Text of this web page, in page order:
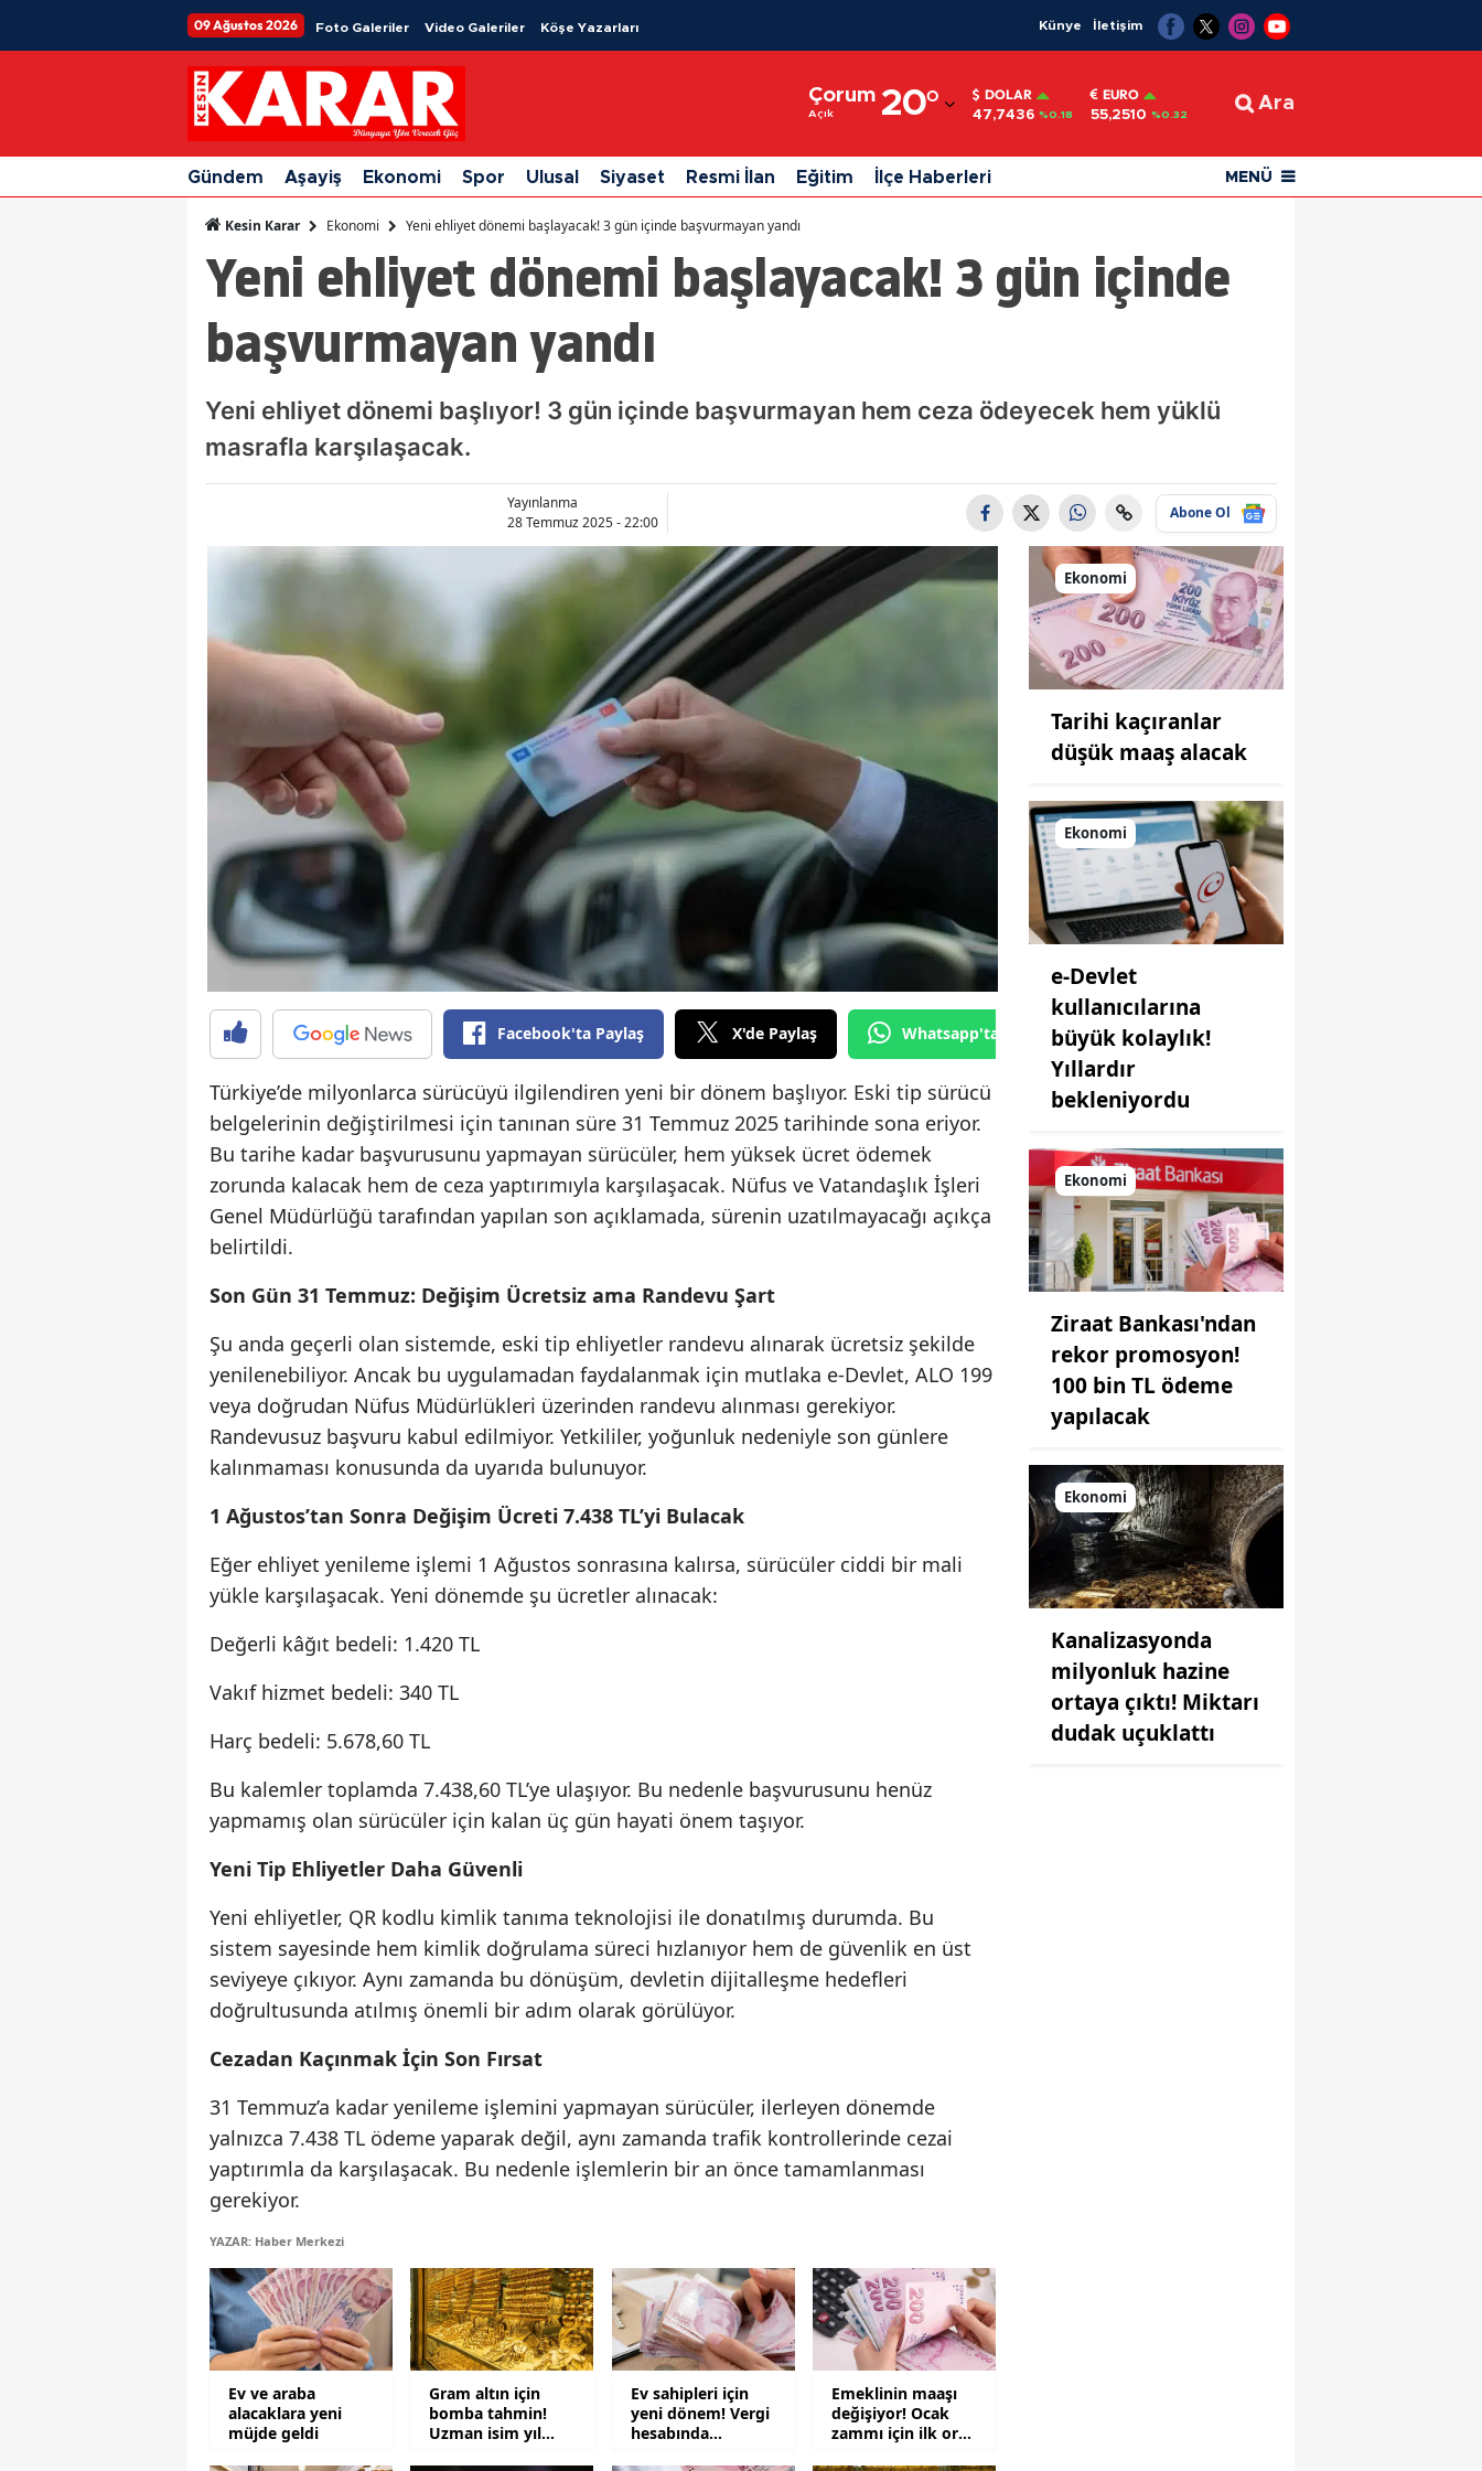
09 Ağustos 2026 Foto Galeriler Video Galeriler Köşe Yazarları Künye İletişim
Çorum
Açık 20°
Adıyaman
Afyonkarahisar
Ağrı
Ankara
Aydın
Bingöl
Bitlis
Bursa
Çanakkale
Çankırı
Çorum
Denizli
Diyarbakır
Edirne
Elazığ
Erzincan
Erzurum
Eskişehir
Gümüşhane
Hakkari
Hatay
İstanbul
Kırklareli
Konya
Kütahya
Kahramanmaraş
Mardin
Nevşehir
Niğde
Ordu
Rize
Sakarya
DOLAR
47,7436 %0.18
EURO
55,2510 %0.32
Ara
Gündem Aşayiş Ekonomi Spor Ulusal Siyaset Resmi İlan Eğitim İlçe Haberleri MENÜ
Kesin Karar Ekonomi Yeni ehliyet dönemi başlayacak! 3 gün içinde başvurmayan yandı
Yeni ehliyet dönemi başlayacak! 3 gün içinde
başvurmayan yandı
Yeni ehliyet dönemi başlıyor! 3 gün içinde başvurmayan hem ceza ödeyecek hem yüklü
masrafla karşılaşacak.
Yayınlanma
28 Temmuz 2025 - 22:00
Abone Ol
Facebook'ta Paylaş X'de Paylaş Whatsapp'tan Gönder
Türkiye’de milyonlarca sürücüyü ilgilendiren yeni bir dönem başlıyor. Eski tip sürücü
belgelerinin değiştirilmesi için tanınan süre 31 Temmuz 2025 tarihinde sona eriyor.
Bu tarihe kadar başvurusunu yapmayan sürücüler, hem yüksek ücret ödemek
zorunda kalacak hem de ceza yaptırımıyla karşılaşacak. Nüfus ve Vatandaşlık İşleri
Genel Müdürlüğü tarafından yapılan son açıklamada, sürenin uzatılmayacağı açıkça
belirtildi.
Son Gün 31 Temmuz: Değişim Ücretsiz ama Randevu Şart
Şu anda geçerli olan sistemde, eski tip ehliyetler randevu alınarak ücretsiz şekilde
yenilenebiliyor. Ancak bu uygulamadan faydalanmak için mutlaka e-Devlet, ALO 199
veya doğrudan Nüfus Müdürlükleri üzerinden randevu alınması gerekiyor.
Randevusuz başvuru kabul edilmiyor. Yetkililer, yoğunluk nedeniyle son günlere
kalınmaması konusunda da uyarıda bulunuyor.
1 Ağustos’tan Sonra Değişim Ücreti 7.438 TL’yi Bulacak
Eğer ehliyet yenileme işlemi 1 Ağustos sonrasına kalırsa, sürücüler ciddi bir mali
yükle karşılaşacak. Yeni dönemde şu ücretler alınacak:
Değerli kâğıt bedeli: 1.420 TL
Vakıf hizmet bedeli: 340 TL
Harç bedeli: 5.678,60 TL
Bu kalemler toplamda 7.438,60 TL’ye ulaşıyor. Bu nedenle başvurusunu henüz
yapmamış olan sürücüler için kalan üç gün hayati önem taşıyor.
Yeni Tip Ehliyetler Daha Güvenli
Yeni ehliyetler, QR kodlu kimlik tanıma teknolojisi ile donatılmış durumda. Bu
sistem sayesinde hem kimlik doğrulama süreci hızlanıyor hem de güvenlik en üst
seviyeye çıkıyor. Aynı zamanda bu dönüşüm, devletin dijitalleşme hedefleri
doğrultusunda atılmış önemli bir adım olarak görülüyor.
Cezadan Kaçınmak İçin Son Fırsat
31 Temmuz’a kadar yenileme işlemini yapmayan sürücüler, ilerleyen dönemde
yalnızca 7.438 TL ödeme yaparak değil, aynı zamanda trafik kontrollerinde cezai
yaptırımla da karşılaşacak. Bu nedenle işlemlerin bir an önce tamamlanması
gerekiyor.
YAZAR: Haber Merkezi
Ev ve araba
alacaklara yeni
müjde geldi
Gram altın için
bomba tahmin!
Uzman isim yıl
Ev sahipleri için
yeni dönem! Vergi
hesabında
Emeklinin maaşı
değişiyor! Ocak
zammı için ilk oran
Ekonomi
Tarihi kaçıranlar
düşük maaş alacak
Ekonomi
e-Devlet
kullanıcılarına
büyük kolaylık!
Yıllardır
bekleniyordu
Ekonomi
Ziraat Bankası'ndan
rekor promosyon!
100 bin TL ödeme
yapılacak
Ekonomi
Kanalizasyonda
milyonluk hazine
ortaya çıktı! Miktarı
dudak uçuklattı